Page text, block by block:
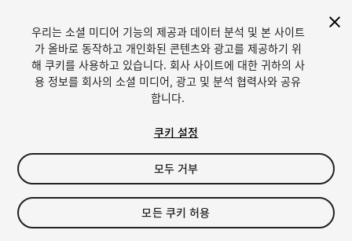
1/9
$5.50
세금/부가세는 결제 시 반영됩니다.
우리는 소셜 미디어 기능의 제공과 데이터 분석 및 본 사이트
가 올바로 동작하고 개인화된 콘텐츠와 광고를 제공하기 위
해 쿠키를 사용하고 있습니다. 회사 사이트에 대한 귀하의 사
용 정보를 회사의 소셜 미디어, 광고 및 분석 협력사와 공유
합니다.
쿠키 설정
모두 거부
모든 쿠키 허용